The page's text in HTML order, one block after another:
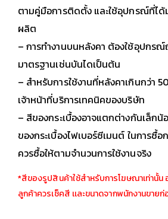
ตามคู่มือการติดตั้ง และใช้อุปกรณ์ที่ไ
ผลิต
– การทำงานบนหลังคา ต้องใช้อุปกร
มาตรฐานเช่นบันไดเป็นต้น
– สำหรับการใช้งานที่หลังคาเกินกว่า
เจ้าหน้าที่บริการเทคนิคของบริษัท
– สีของกระเบื้องอาจแตกต่างกันเล็ก
ของกระเบื้องไฟเบอร์ซีเมนต์ ในการซื้อ
ควรซื้อให้ตามจำนวนการใช้งานจริง
*สีของรูปสินค้าใช้สำหรับการโฆษณาเท่านั้น
ลูกค้าควรเช็คสี เเละขนาดจากพนักงานขาย